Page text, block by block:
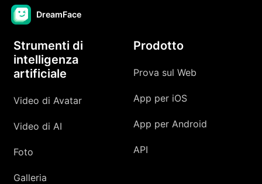
DreamFace
Strumenti di
intelligenza
artificiale
Video di Avatar
Video di AI
Foto
Galleria
Prodotto
Prova sul Web
App per iOS
App per Android
API